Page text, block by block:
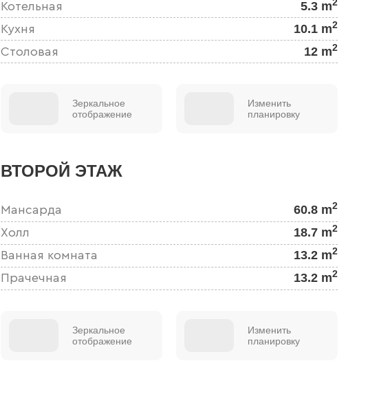
Котельная 5.3 m2
Кухня 10.1 m2
Столовая 12 m2
Зеркальное
отображение
Изменить
планировку
ВТОРОЙ ЭТАЖ
Мансарда 60.8 m2
Холл 18.7 m2
Ванная комната 13.2 m2
Прачечная 13.2 m2
Зеркальное
отображение
Изменить
планировку